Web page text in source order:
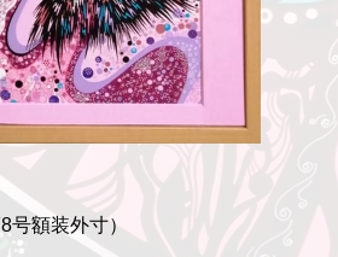
号額装外寸）